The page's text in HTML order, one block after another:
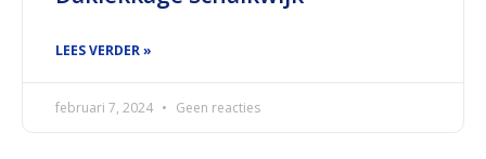
LEES VERDER »
februari 7, 2024 Geen reacties